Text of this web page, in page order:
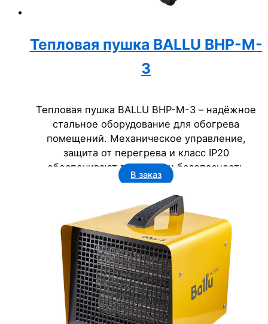
Тепловая пушка BALLU BHP-M-
3
Тепловая пушка BALLU BHP-M-3 – надёжное
стальное оборудование для обогрева
помещений. Механическое управление,
защита от перегрева и класс IP20
обеспечивают простоту и безопасность
эксплуатации. Срок службы 7 лет делает её
экономичным решением для бизнеса: офисов,
гостиниц и госучреждений.
В заказ